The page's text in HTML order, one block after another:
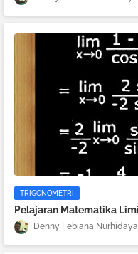
TRIGONOMETRI
Pelajaran Matematika
Denny Febiana